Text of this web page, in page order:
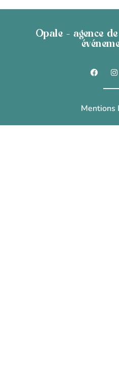
Opale - agence
Mentions